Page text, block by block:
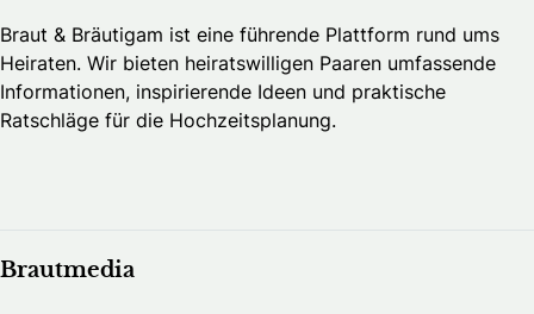
Braut & Bräutigam ist eine führende Plattform rund ums
Heiraten. Wir bieten heiratswilligen Paaren umfassende
Informationen, inspirierende Ideen und praktische
Ratschläge für die Hochzeitsplanung.
Brautmedia